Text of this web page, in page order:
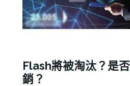
Flash將被淘汰？是
銷？